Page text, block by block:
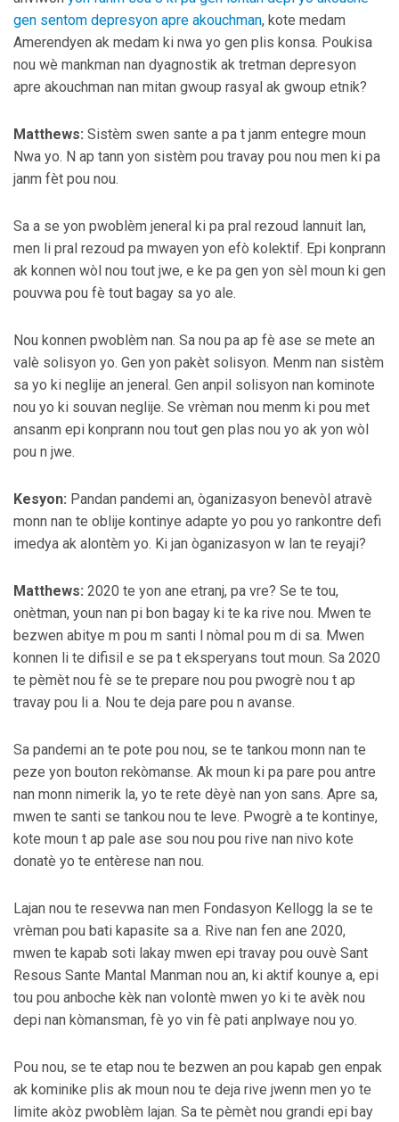
gen sentom depresyon apre akouchman, kote medam
Amerendyen ak medam ki nwa yo gen plis konsa. Poukisa
nou wè mankman nan dyagnostik ak tretman depresyon
apre akouchman nan mitan gwoup rasyal ak gwoup etnik?
Matthews: Sistèm swen sante a pa t janm entegre moun
Nwa yo. N ap tann yon sistèm pou travay pou nou men ki pa
janm fèt pou nou.
Sa a se yon pwoblèm jeneral ki pa pral rezoud lannuit lan,
men li pral rezoud pa mwayen yon efò kolektif. Epi konprann
ak konnen wòl nou tout jwe, e ke pa gen yon sèl moun ki gen
pouvwa pou fè tout bagay sa yo ale.
Nou konnen pwoblèm nan. Sa nou pa ap fè ase se mete an
valè solisyon yo. Gen yon pakèt solisyon. Menm nan sistèm
sa yo ki neglije an jeneral. Gen anpil solisyon nan kominote
nou yo ki souvan neglije. Se vrèman nou menm ki pou met
ansanm epi konprann nou tout gen plas nou yo ak yon wòl
pou n jwe.
Kesyon: Pandan pandemi an, òganizasyon benevòl atravè
monn nan te oblije kontinye adapte yo pou yo rankontre defi
imedya ak alontèm yo. Ki jan òganizasyon w lan te reyaji?
Matthews: 2020 te yon ane etranj, pa vre? Se te tou,
onètman, youn nan pi bon bagay ki te ka rive nou. Mwen te
bezwen abitye m pou m santi l nòmal pou m di sa. Mwen
konnen li te difisil e se pa t eksperyans tout moun. Sa 2020
te pèmèt nou fè se te prepare nou pou pwogrè nou t ap
travay pou li a. Nou te deja pare pou n avanse.
Sa pandemi an te pote pou nou, se te tankou monn nan te
peze yon bouton rekòmanse. Ak moun ki pa pare pou antre
nan monn nimerik la, yo te rete dèyè nan yon sans. Apre sa,
mwen te santi se tankou nou te leve. Pwogrè a te kontinye,
kote moun t ap pale ase sou nou pou rive nan nivo kote
donatè yo te entèrese nan nou.
Lajan nou te resevwa nan men Fondasyon Kellogg la se te
vrèman pou bati kapasite sa a. Rive nan fen ane 2020,
mwen te kapab soti lakay mwen epi travay pou ouvè Sant
Resous Sante Mantal Manman nou an, ki aktif kounye a, epi
tou pou anboche kèk nan volontè mwen yo ki te avèk nou
depi nan kòmansman, fè yo vin fè pati anplwaye nou yo.
Pou nou, se te etap nou te bezwen an pou kapab gen enpak
ak kominike plis ak moun nou te deja rive jwenn men yo te
limite akòz pwoblèm lajan. Sa te pèmèt nou grandi epi bay